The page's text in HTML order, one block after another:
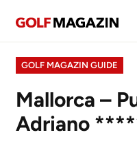
GOLF MAGAZIN GUIDE
Mallorca –
Adriano